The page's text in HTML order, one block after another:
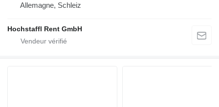
Allemagne, Schleiz
Hochstaffl Rent GmbH